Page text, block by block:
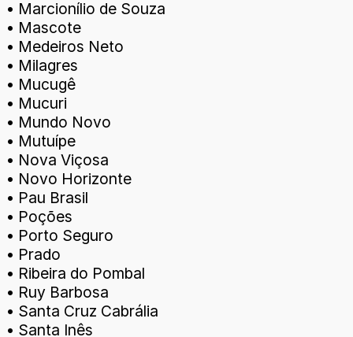
• Marcionílio de Souza
• Mascote
• Medeiros Neto
• Milagres
• Mucugê
• Mucuri
• Mundo Novo
• Mutuípe
• Nova Viçosa
• Novo Horizonte
• Pau Brasil
• Poções
• Porto Seguro
• Prado
• Ribeira do Pombal
• Ruy Barbosa
• Santa Cruz Cabrália
• Santa Inês